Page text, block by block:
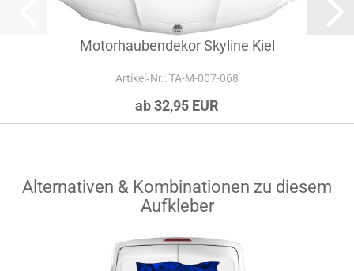
Motorhaubendekor Skyline Kiel
Artikel‑Nr.: TA-M-007-068
ab 32,95 EUR
Alternativen & Kombinationen zu diesem
Aufkleber